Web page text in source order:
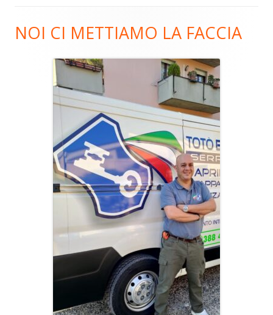
Main
Sidebar
NOI CI METTIAMO LA FACCIA